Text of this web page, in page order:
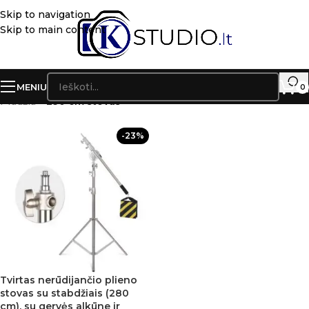
Skip to navigation
Skip to main content
MENIU 0
Pradžia»290 cm stovas
-23%
Tvirtas nerūdijančio plieno
stovas su stabdžiais (280
cm), su gervės alkūne ir